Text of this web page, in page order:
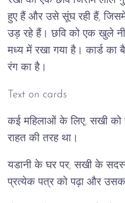
हुए हैं और उसे सूंघ रही हैं,
उड़ रहे हैं। छवि को एक खुले
मध्य में रखा गया है। कार्ड का
रंग का है।
Text on cards
कई महिलाओं के लिए, सखी को
राहत की तरह था।
यडानी के घर पर, सखी के
प्रत्येक पत्र को पढ़ा और